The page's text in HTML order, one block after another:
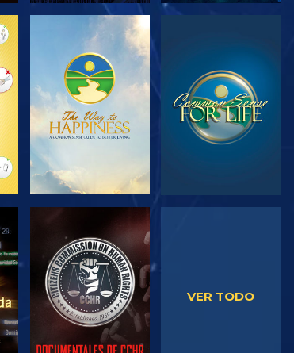
EXPLORA LAS
SERIES
VE
VER TODO